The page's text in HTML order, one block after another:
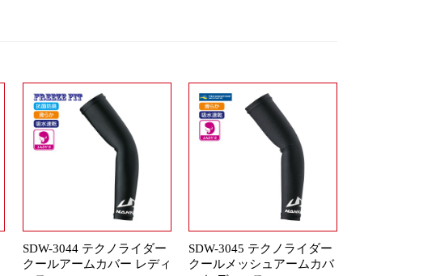
SDW-3044 テクノライダー
クールアームカバー レディ
SDW-3045 テクノライダー
クールメッシュアームカバ